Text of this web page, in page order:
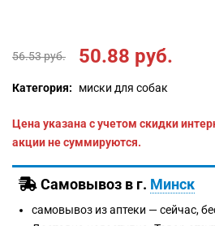
56.53руб. 50.88 руб.
Категория: миски для собак
Цена указана с учетом скидки
акции не суммируются.
Самовывоз в г. Минск
самовывоз из аптеки —сейчас,